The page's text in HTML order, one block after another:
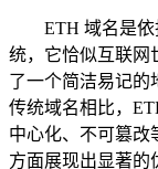
ETH 域名是
统，它恰似互联网
了一个简洁易记的
传统域名相比，
中心化、不可篡改
方面展现出显著的